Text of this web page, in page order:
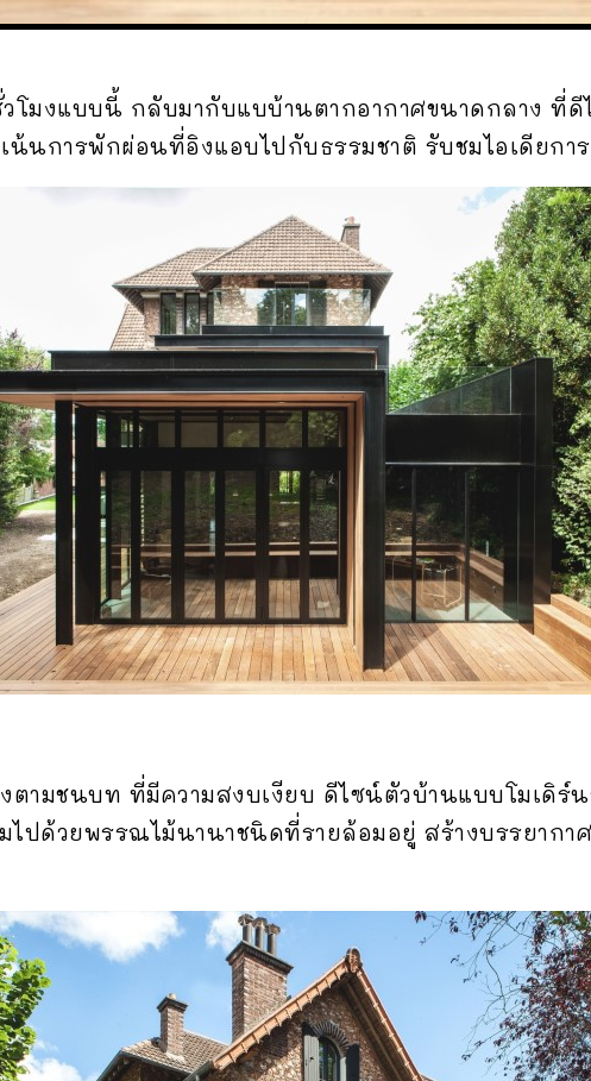
โมงแบบนี้ กลับมากับแบบ้านตากอากาศขนาดกลาง ที่
น้นการพักผ่อนที่อิงแอบไปกับธรรมชาติ รับชมไอเดียกา
ตามชนบท ที่มีความสงบเงียบ ดีไซน์ตัวบ้านแบบโมเดิร์
ไปด้วยพรรณไม้นานาชนิดที่รายล้อมอยู่ สร้างบรรยาก